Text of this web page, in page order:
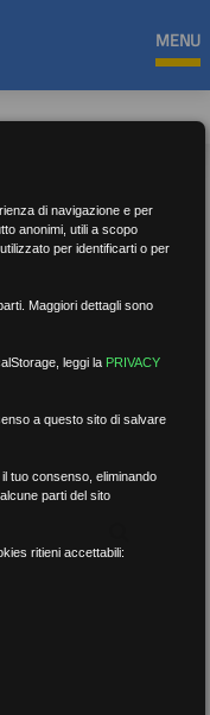
MENU
di navigazione e per
anonimi, utili a scopo
per identificarti o per
Maggiori dettagli sono
leggi la PRIVACY
a questo sito di salvare
il tuo consenso, eliminando
parti del sito
ritieni accettabili: